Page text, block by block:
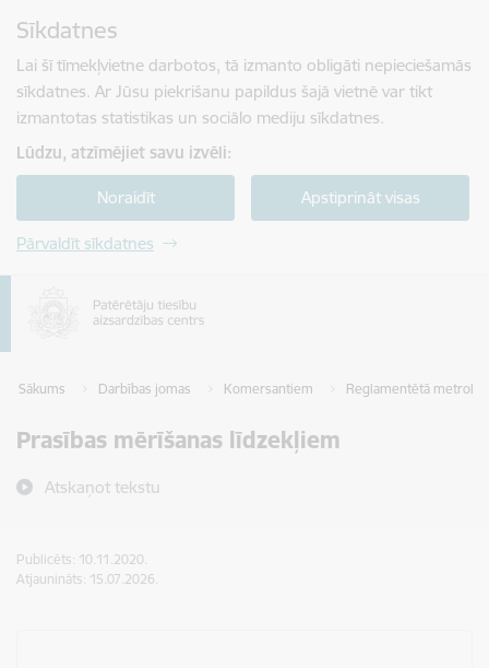
Sīkdatnes
Lai šī tīmekļvietne darbotos, tā izmanto obligāti nepieciešamās
sīkdatnes. Ar Jūsu piekrišanu papildus šajā vietnē var tikt
izmantotas statistikas un sociālo mediju sīkdatnes.
Lūdzu, atzīmējiet savu izvēli:
Noraidīt Apstiprināt visas
Pārvaldīt sīkdatnes
Sākums Darbības jomas Komersantiem Reglamentētā
Prasības mērīšanas līdzekļiem
Atskaņot tekstu
Publicēts: 10.11.2020.
Atjaunināts: 15.07.2026.